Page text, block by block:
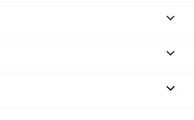


keyboard_arrow_down